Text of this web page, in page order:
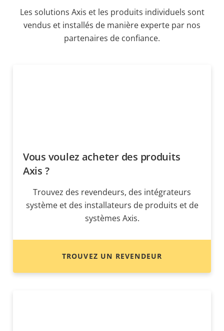
Les solutions Axis et les produits individuels sont
vendus et installés de manière experte par nos
partenaires de confiance.
Vous voulez acheter des produits
Axis ?
Trouvez des revendeurs, des intégrateurs
système et des installateurs de produits et de
systèmes Axis.
TROUVEZ UN REVENDEUR